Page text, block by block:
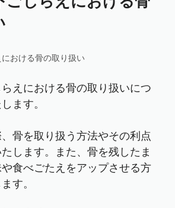
おける骨の取り扱い
えにおける骨の取り扱いにつ
ます。
骨を取り扱う方法やその利点
します。また、骨を残したま
食べごたえをアップさせる方
す。